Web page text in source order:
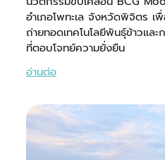
อำเภอโพทะเล จังหวัดพิจิตร เ
ถ่ายทอดเทคโนโลยีพันธุ์ข้าวแ
ที่ตอบโจทย์ความยั่งยืน
อ่านต่อ